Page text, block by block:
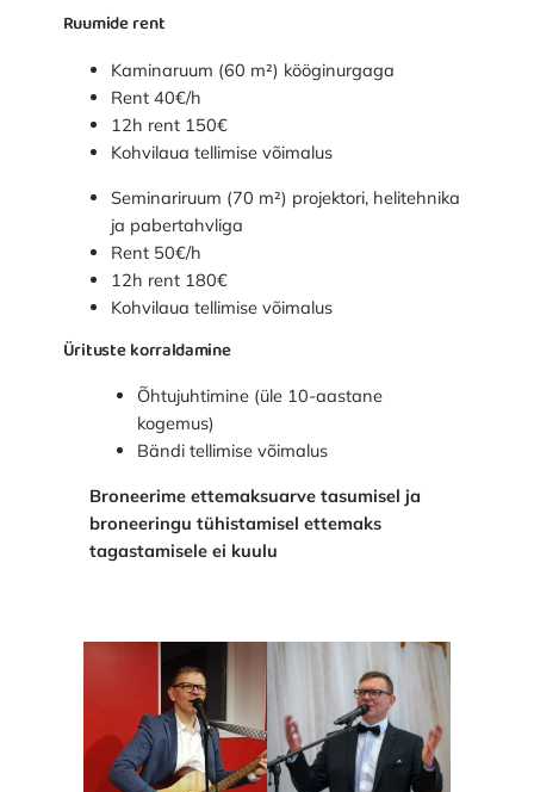
Ruumide rent
Kaminaruum (60 m²) kööginurgaga
Rent 40€/h
12h rent 150€
Kohvilaua tellimise võimalus
Seminariruum (70 m²) projektori, helitehnika
ja pabertahvliga
Rent 50€/h
12h rent 180€
Kohvilaua tellimise võimalus
Ürituste korraldamine
Õhtujuhtimine (üle 10-aastane
kogemus)
Bändi tellimise võimalus
Broneerime ettemaksuarve tasumisel ja
broneeringu tühistamisel ettemaks
tagastamisele ei kuulu